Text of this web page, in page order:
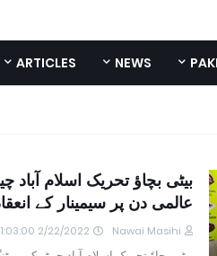
NEWS
ARTICLES
بیٹی بچاؤ تحریک اسلام آباد
عالمی دن پر سیمینار کے
Nawai Masihi 2/22/2022 11:03:00 م